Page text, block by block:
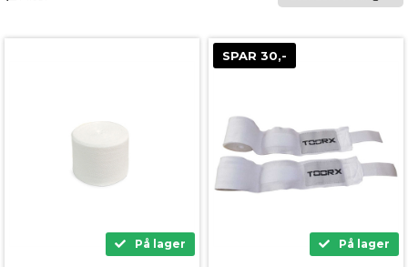
På lager
SPAR 30,-
På lager